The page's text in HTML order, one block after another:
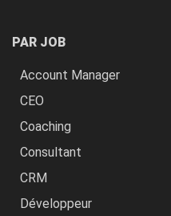
PAR JOB
Account Manager
CEO
Coaching
Consultant
CRM
Développeur